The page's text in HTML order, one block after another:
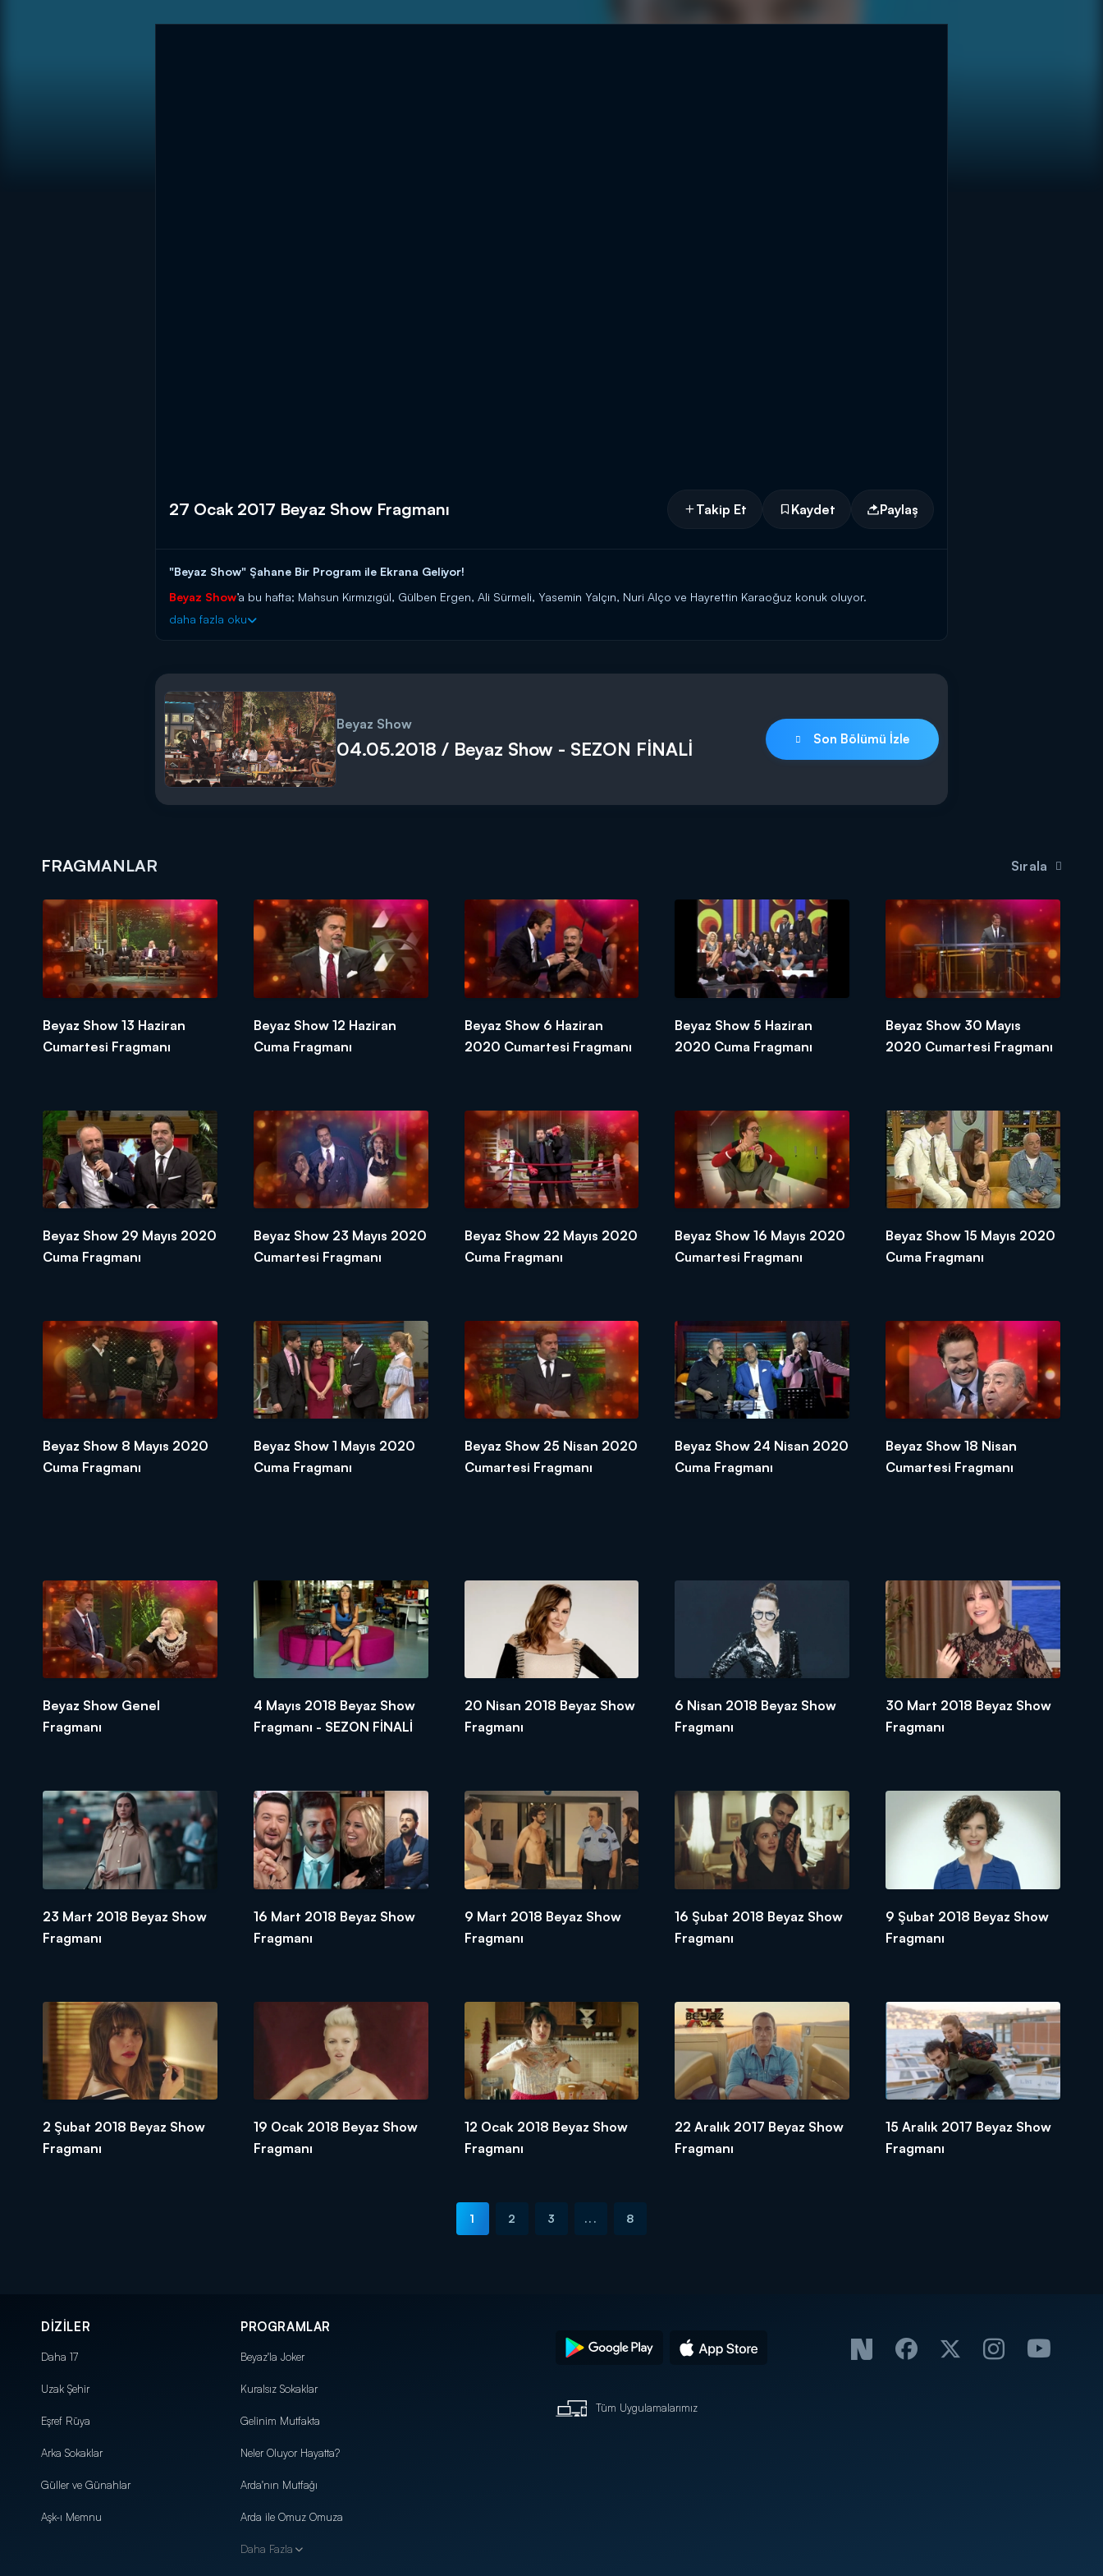
27 Ocak 2017 Beyaz Show Fragmanı Takip Et Kaydet Paylaş
"Beyaz Show" Şahane Bir Program ile Ekrana Geliyor!
Beyaz Show’a bu hafta; Mahsun Kırmızıgül, Gülben Ergen, Ali Sürmeli, Yasemin Yalçın, Nuri Alço ve Hayrettin Karaoğuz konuk oluyor.
daha fazla oku
Beyaz Show
04.05.2018 / Beyaz Show - SEZON FİNALİ Son Bölümü İzle
FRAGMANLAR Sırala
Beyaz Show 13 Haziran
Cumartesi Fragmanı
Beyaz Show 12 Haziran
Cuma Fragmanı
Beyaz Show 6 Haziran
2020 Cumartesi Fragmanı
Beyaz Show 5 Haziran
2020 Cuma Fragmanı
Beyaz Show 30 Mayıs
2020 Cumartesi Fragmanı
Beyaz Show 29 Mayıs 2020
Cuma Fragmanı
Beyaz Show 23 Mayıs 2020
Cumartesi Fragmanı
Beyaz Show 22 Mayıs 2020
Cuma Fragmanı
Beyaz Show 16 Mayıs 2020
Cumartesi Fragmanı
Beyaz Show 15 Mayıs 2020
Cuma Fragmanı
Beyaz Show 8 Mayıs 2020
Cuma Fragmanı
Beyaz Show 1 Mayıs 2020
Cuma Fragmanı
Beyaz Show 25 Nisan 2020
Cumartesi Fragmanı
Beyaz Show 24 Nisan 2020
Cuma Fragmanı
Beyaz Show 18 Nisan
Cumartesi Fragmanı
Beyaz Show Genel
Fragmanı
4 Mayıs 2018 Beyaz Show
Fragmanı - SEZON FİNALİ
20 Nisan 2018 Beyaz Show
Fragmanı
6 Nisan 2018 Beyaz Show
Fragmanı
30 Mart 2018 Beyaz Show
Fragmanı
23 Mart 2018 Beyaz Show
Fragmanı
16 Mart 2018 Beyaz Show
Fragmanı
9 Mart 2018 Beyaz Show
Fragmanı
16 Şubat 2018 Beyaz Show
Fragmanı
9 Şubat 2018 Beyaz Show
Fragmanı
2 Şubat 2018 Beyaz Show
Fragmanı
19 Ocak 2018 Beyaz Show
Fragmanı
12 Ocak 2018 Beyaz Show
Fragmanı
22 Aralık 2017 Beyaz Show
Fragmanı
15 Aralık 2017 Beyaz Show
Fragmanı
1 2 3 ... 8
DİZİLER
Daha 17
Uzak Şehir
Eşref Rüya
Arka Sokaklar
Güller ve Günahlar
Aşk-ı Memnu
PROGRAMLAR
Beyaz'la Joker
Kuralsız Sokaklar
Gelinim Mutfakta
Neler Oluyor Hayatta?
Arda'nın Mutfağı
Arda ile Omuz Omuza
Daha Fazla
Tüm Uygulamalarımız